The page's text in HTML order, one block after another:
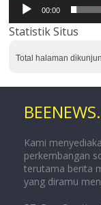
00:00
Statistik Situs
Total halaman
Kami
perkembangan
terutama berita
yang diramu